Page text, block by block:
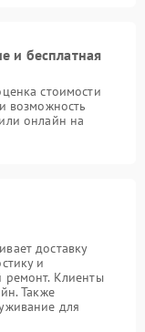
и бесплатная
стоимости
возможность
онлайн на
доставку
и
ремонт. Клиенты
Также
для